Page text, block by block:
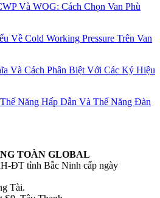
Và WOG: Cách Chọn Van Phù
Về Cold Working Pressure Trên Van
Và Cách Phân Biệt Với Các Ký Hiệu
Năng Hấp Dẫn Và Thế Năng Đàn
TOÀN GLOBAL
ĐT tỉnh Bắc Ninh cấp ngày
Tài.